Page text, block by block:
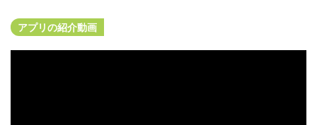
アプリの紹介動画